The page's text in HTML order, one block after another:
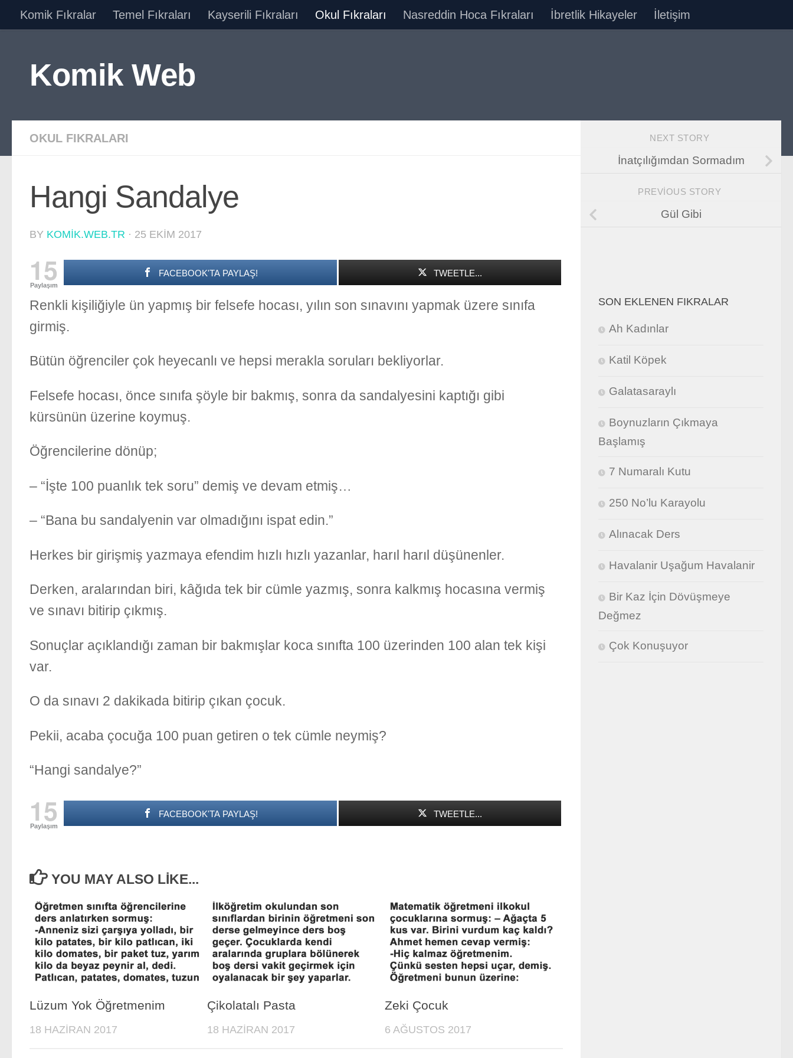
Skip to content
Komik Fıkralar Temel Fıkraları Kayserili Fıkraları Okul Fıkraları Nasreddin Hoca Fıkraları İbretlik Hikayeler İletişim
Komik Web
OKUL FIKRALARI
Hangi Sandalye
BY KOMIK.WEB.TR · 25 EKIM 2017
15
Paylaşım
FACEBOOK'TA PAYLAŞ! TWEETLE...
Renkli kişiliğiyle ün yapmış bir felsefe hocası, yılın son sınavını yapmak üzere sınıfa
girmiş.
Bütün öğrenciler çok heyecanlı ve hepsi merakla soruları bekliyorlar.
Felsefe hocası, önce sınıfa şöyle bir bakmış, sonra da sandalyesini kaptığı gibi
kürsünün üzerine koymuş.
Öğrencilerine dönüp;
– “İşte 100 puanlık tek soru” demiş ve devam etmiş…
– “Bana bu sandalyenin var olmadığını ispat edin.”
Herkes bir girişmiş yazmaya efendim hızlı hızlı yazanlar, harıl harıl düşünenler.
Derken, aralarından biri, kâğıda tek bir cümle yazmış, sonra kalkmış hocasına vermiş
ve sınavı bitirip çıkmış.
Sonuçlar açıklandığı zaman bir bakmışlar koca sınıfta 100 üzerinden 100 alan tek kişi
var.
O da sınavı 2 dakikada bitirip çıkan çocuk.
Pekii, acaba çocuğa 100 puan getiren o tek cümle neymiş?
“Hangi sandalye?”
15
Paylaşım
FACEBOOK'TA PAYLAŞ! TWEETLE...
YOU MAY ALSO LIKE...
Lüzum Yok Öğretmenim
18 HAZIRAN 2017
Çikolatalı Pasta
18 HAZIRAN 2017
Zeki Çocuk
6 AĞUSTOS 2017
NEXT STORY
İnatçılığımdan Sormadım
PREVIOUS STORY
Gül Gibi
SON EKLENEN FIKRALAR
Ah Kadınlar
Katil Köpek
Galatasaraylı
Boynuzların Çıkmaya
Başlamış
7 Numaralı Kutu
250 No’lu Karayolu
Alınacak Ders
Havalanir Uşağum Havalanir
Bir Kaz İçin Dövüşmeye
Değmez
Çok Konuşuyor